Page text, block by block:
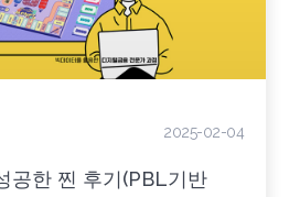
2025-02-04
공한 찐 후기(PBL기반